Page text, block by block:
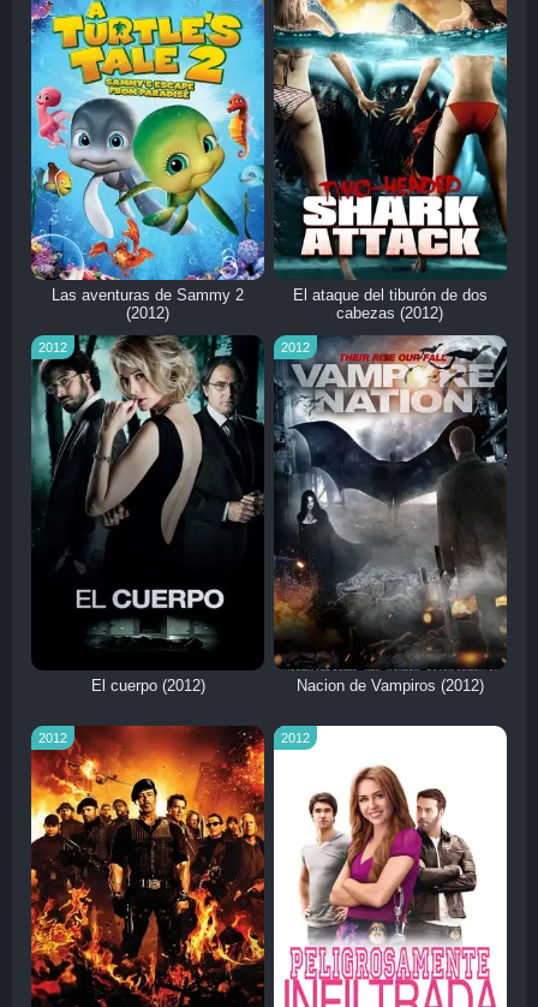
Las aventuras de Sammy 2
(2012)
El ataque del tiburón de dos
cabezas (2012)
2012
El cuerpo (2012)
2012
Nacion de Vampiros (2012)
2012 2012